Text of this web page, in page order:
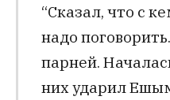
“Сказал, что с
надо
парней.
них ударил